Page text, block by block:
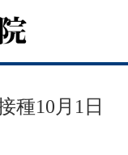
種10月1日